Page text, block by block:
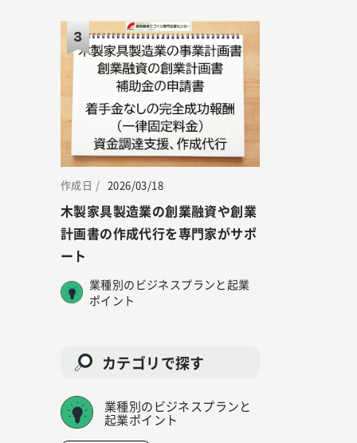
3
作成日 / 2026/03/18
木製家具製造業の創業融資や創業
計画書の作成代行を専門家がサポ
ート
業種別のビジネスプランと起業
ポイント
カテゴリで探す
業種別のビジネスプランと
起業ポイント